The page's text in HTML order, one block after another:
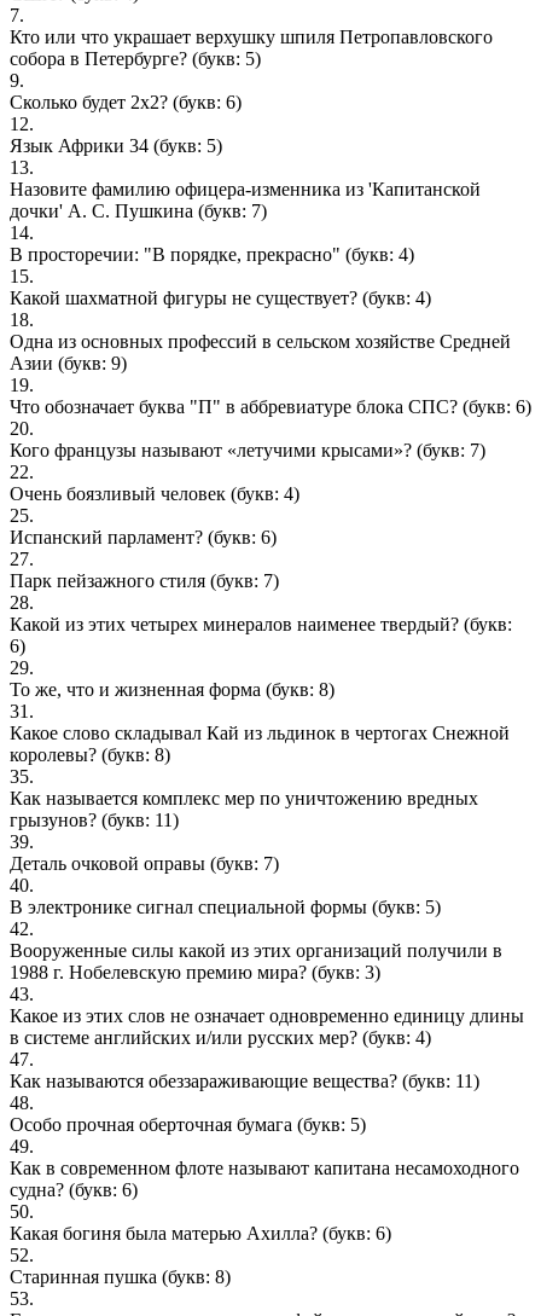
7.
Кто или что украшает верхушку шпиля Петропавловского
собора в Петербурге? (букв: 5)
9.
Сколько будет 2х2? (букв: 6)
12.
Язык Африки 34 (букв: 5)
13.
Назовите фамилию офицера-изменника из 'Капитанской
дочки' А. С. Пушкина (букв: 7)
14.
В просторечии: "В порядке, прекрасно" (букв: 4)
15.
Какой шахматной фигуры не существует? (букв: 4)
18.
Одна из основных профессий в сельском хозяйстве Средней
Азии (букв: 9)
19.
Что обозначает буква "П" в аббревиатуре блока СПС? (букв: 6)
20.
Кого французы называют «летучими крысами»? (букв: 7)
22.
Очень боязливый человек (букв: 4)
25.
Испанский парламент? (букв: 6)
27.
Парк пейзажного стиля (букв: 7)
28.
Какой из этих четырех минералов наименее твердый? (букв:
6)
29.
То же, что и жизненная форма (букв: 8)
31.
Какое слово складывал Кай из льдинок в чертогах Снежной
королевы? (букв: 8)
35.
Как называется комплекс мер по уничтожению вредных
грызунов? (букв: 11)
39.
Деталь очковой оправы (букв: 7)
40.
В электронике сигнал специальной формы (букв: 5)
42.
Вооруженные силы какой из этих организаций получили в
1988 г. Нобелевскую премию мира? (букв: 3)
43.
Какое из этих слов не означает одновременно единицу длины
в системе английских и/или русских мер? (букв: 4)
47.
Как называются обеззараживающие вещества? (букв: 11)
48.
Особо прочная оберточная бумага (букв: 5)
49.
Как в современном флоте называют капитана несамоходного
судна? (букв: 6)
50.
Какая богиня была матерью Ахилла? (букв: 6)
52.
Старинная пушка (букв: 8)
53.